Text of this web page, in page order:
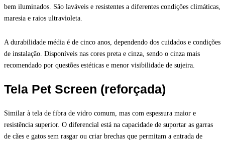
bem iluminados. São laváveis e resistentes a diferentes condições climáticas,
maresia e raios ultravioleta.
A durabilidade média é de cinco anos, dependendo dos cuidados e condições
de instalação. Disponíveis nas cores preta e cinza, sendo o cinza mais
recomendado por questões estéticas e menor visibilidade de sujeira.
Tela Pet Screen (reforçada)
Similar à tela de fibra de vidro comum, mas com espessura maior e
resistência superior. O diferencial está na capacidade de suportar as garras
de cães e gatos sem rasgar ou criar brechas que permitam a entrada de